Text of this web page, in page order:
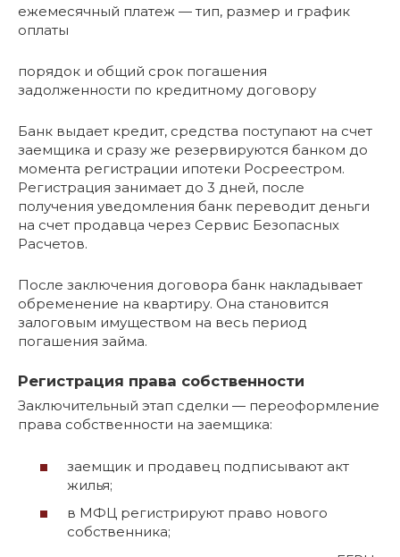
ежемесячный платеж — тип, размер и график
оплаты
порядок и общий срок погашения
задолженности по кредитному договору
Банк выдает кредит, средства поступают на счет
заемщика и сразу же резервируются банком до
момента регистрации ипотеки Росреестром.
Регистрация занимает до 3 дней, после
получения уведомления банк переводит деньги
на счет продавца через Сервис Безопасных
Расчетов.
После заключения договора банк накладывает
обременение на квартиру. Она становится
залоговым имуществом на весь период
погашения займа.
Регистрация права собственности
Заключительный этап сделки — переоформление
права собственности на заемщика:
заемщик и продавец подписывают акт
жилья;
в МФЦ регистрируют право нового
собственника;